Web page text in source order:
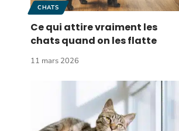
CHATS
Ce qui attire vraiment les
chats quand on les flatte
11 mars 2026